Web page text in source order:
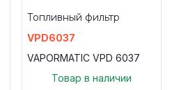
Топливный фильтр
VPD6037
VAPORMATIC VPD 6037
Товар в наличии